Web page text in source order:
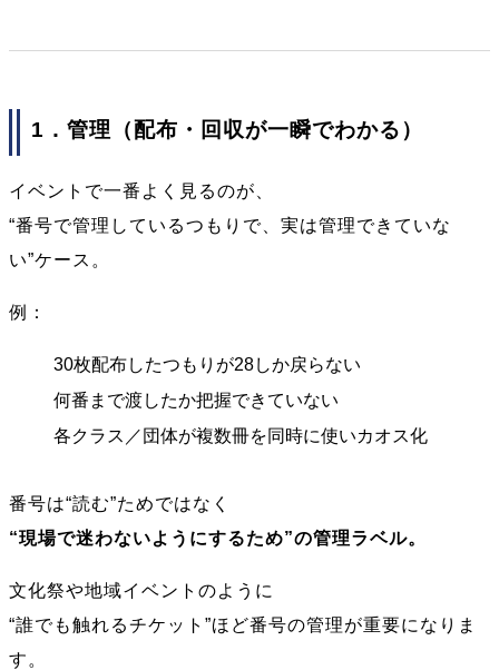
1．管理（配布・回収が一瞬でわかる）
イベントで一番よく見るのが、
“番号で管理しているつもりで、実は管理できていな
い”ケース。
例：
30枚配布したつもりが28しか戻らない
何番まで渡したか把握できていない
各クラス／団体が複数冊を同時に使いカオス化
番号は“読む”ためではなく
“現場で迷わないようにするため”の管理ラベル。
文化祭や地域イベントのように
“誰でも触れるチケット”ほど番号の管理が重要になりま
す。